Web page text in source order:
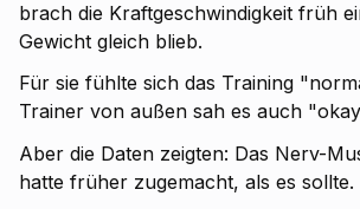
brach die Kraftgeschwindigkeit früh
Gewicht gleich blieb.
Für sie fühlte sich das Training
Trainer von außen sah es auch
Aber die Daten zeigten: Das Nerv-
hatte früher zugemacht, als es sollte.